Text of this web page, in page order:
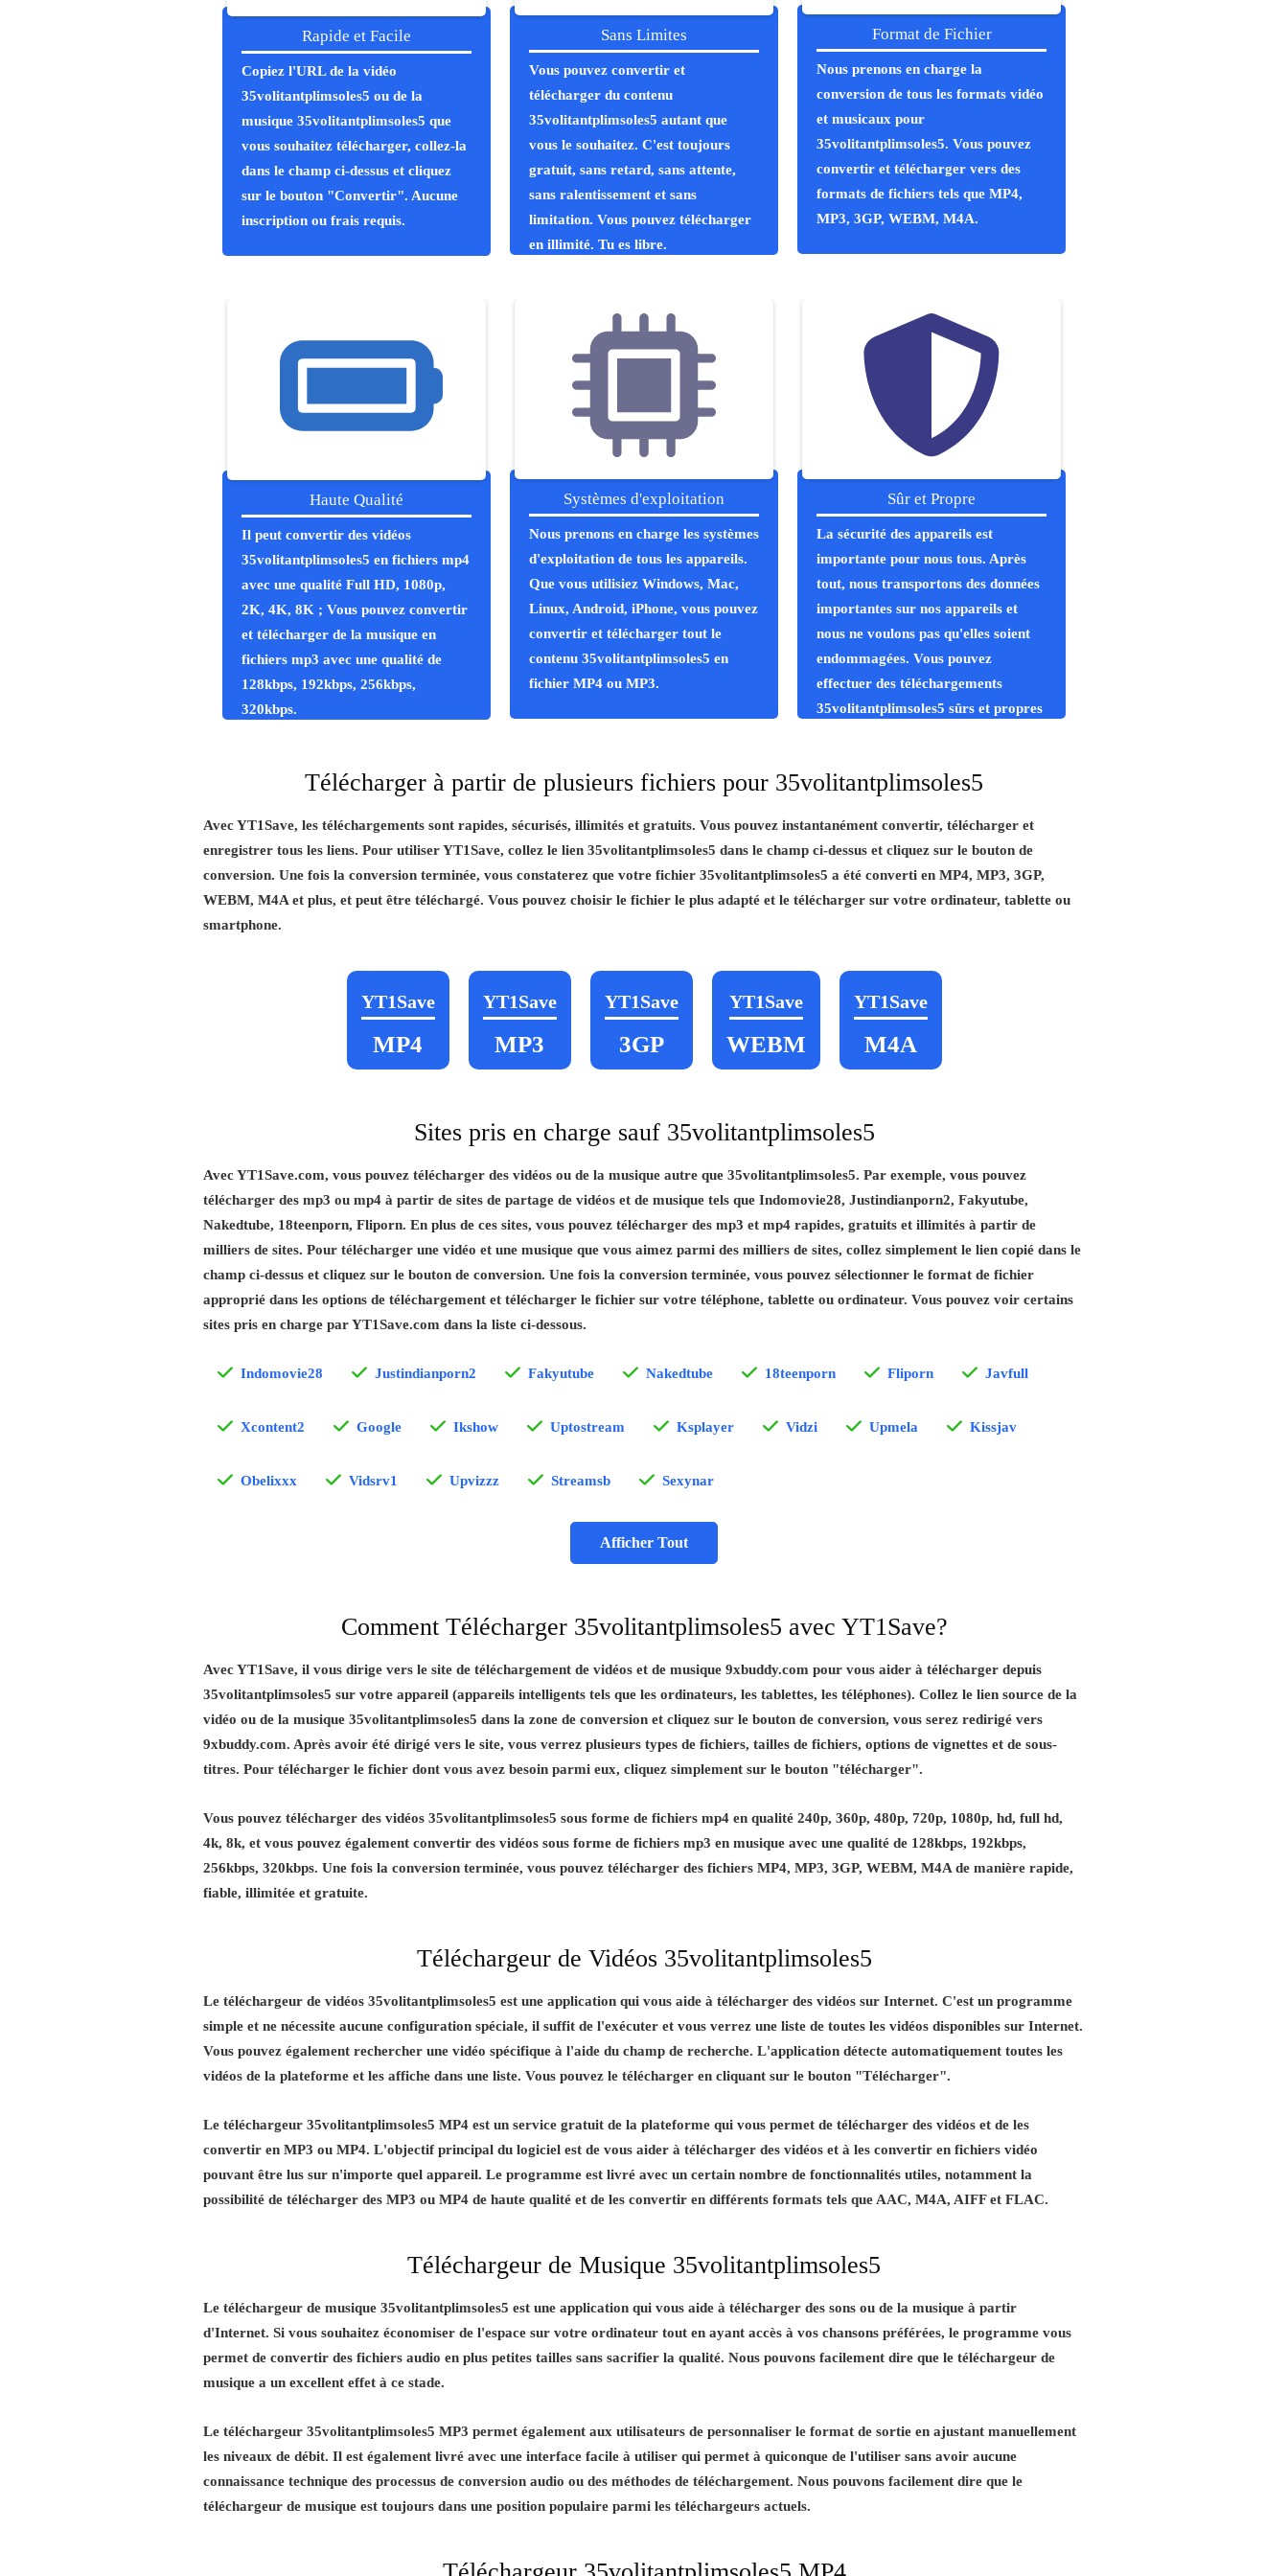
Rapide et Facile
Copiez l'URL de la vidéo
35volitantplimsoles5 ou de la
musique 35volitantplimsoles5 que
vous souhaitez télécharger, collez-la
dans le champ ci-dessus et cliquez
sur le bouton "Convertir". Aucune
inscription ou frais requis.
Sans Limites
Vous pouvez convertir et
télécharger du contenu
35volitantplimsoles5 autant que
vous le souhaitez. C'est toujours
gratuit, sans retard, sans attente,
sans ralentissement et sans
limitation. Vous pouvez télécharger
en illimité. Tu es libre.
Format de Fichier
Nous prenons en charge la
conversion de tous les formats vidéo
et musicaux pour
35volitantplimsoles5. Vous pouvez
convertir et télécharger vers des
formats de fichiers tels que MP4,
MP3, 3GP, WEBM, M4A.
Haute Qualité
Il peut convertir des vidéos
35volitantplimsoles5 en fichiers mp4
avec une qualité Full HD, 1080p,
2K, 4K, 8K ; Vous pouvez convertir
et télécharger de la musique en
fichiers mp3 avec une qualité de
128kbps, 192kbps, 256kbps,
320kbps.
Systèmes d'exploitation
Nous prenons en charge les systèmes
d'exploitation de tous les appareils.
Que vous utilisiez Windows, Mac,
Linux, Android, iPhone, vous pouvez
convertir et télécharger tout le
contenu 35volitantplimsoles5 en
fichier MP4 ou MP3.
Sûr et Propre
La sécurité des appareils est
importante pour nous tous. Après
tout, nous transportons des données
importantes sur nos appareils et
nous ne voulons pas qu'elles soient
endommagées. Vous pouvez
effectuer des téléchargements
35volitantplimsoles5 sûrs et propres
Télécharger à partir de plusieurs fichiers pour 35volitantplimsoles5
Avec YT1Save, les téléchargements sont rapides, sécurisés, illimités et gratuits. Vous pouvez instantanément convertir, télécharger et
enregistrer tous les liens. Pour utiliser YT1Save, collez le lien 35volitantplimsoles5 dans le champ ci-dessus et cliquez sur le bouton de
conversion. Une fois la conversion terminée, vous constaterez que votre fichier 35volitantplimsoles5 a été converti en MP4, MP3, 3GP,
WEBM, M4A et plus, et peut être téléchargé. Vous pouvez choisir le fichier le plus adapté et le télécharger sur votre ordinateur, tablette ou
smartphone.
YT1Save
MP4
YT1Save
MP3
YT1Save
3GP
YT1Save
WEBM
YT1Save
M4A
Sites pris en charge sauf 35volitantplimsoles5
Avec YT1Save.com, vous pouvez télécharger des vidéos ou de la musique autre que 35volitantplimsoles5. Par exemple, vous pouvez
télécharger des mp3 ou mp4 à partir de sites de partage de vidéos et de musique tels que Indomovie28, Justindianporn2, Fakyutube,
Nakedtube, 18teenporn, Fliporn. En plus de ces sites, vous pouvez télécharger des mp3 et mp4 rapides, gratuits et illimités à partir de
milliers de sites. Pour télécharger une vidéo et une musique que vous aimez parmi des milliers de sites, collez simplement le lien copié dans le
champ ci-dessus et cliquez sur le bouton de conversion. Une fois la conversion terminée, vous pouvez sélectionner le format de fichier
approprié dans les options de téléchargement et télécharger le fichier sur votre téléphone, tablette ou ordinateur. Vous pouvez voir certains
sites pris en charge par YT1Save.com dans la liste ci-dessous.
Indomovie28 Justindianporn2 Fakyutube Nakedtube 18teenporn Fliporn Javfull
Xcontent2 Google Ikshow Uptostream Ksplayer Vidzi Upmela Kissjav
Obelixxx Vidsrv1 Upvizzz Streamsb Sexynar
Afficher Tout
Comment Télécharger 35volitantplimsoles5 avec YT1Save?
Avec YT1Save, il vous dirige vers le site de téléchargement de vidéos et de musique 9xbuddy.com pour vous aider à télécharger depuis
35volitantplimsoles5 sur votre appareil (appareils intelligents tels que les ordinateurs, les tablettes, les téléphones). Collez le lien source de la
vidéo ou de la musique 35volitantplimsoles5 dans la zone de conversion et cliquez sur le bouton de conversion, vous serez redirigé vers
9xbuddy.com. Après avoir été dirigé vers le site, vous verrez plusieurs types de fichiers, tailles de fichiers, options de vignettes et de sous-
titres. Pour télécharger le fichier dont vous avez besoin parmi eux, cliquez simplement sur le bouton "télécharger".
Vous pouvez télécharger des vidéos 35volitantplimsoles5 sous forme de fichiers mp4 en qualité 240p, 360p, 480p, 720p, 1080p, hd, full hd,
4k, 8k, et vous pouvez également convertir des vidéos sous forme de fichiers mp3 en musique avec une qualité de 128kbps, 192kbps,
256kbps, 320kbps. Une fois la conversion terminée, vous pouvez télécharger des fichiers MP4, MP3, 3GP, WEBM, M4A de manière rapide,
fiable, illimitée et gratuite.
Téléchargeur de Vidéos 35volitantplimsoles5
Le téléchargeur de vidéos 35volitantplimsoles5 est une application qui vous aide à télécharger des vidéos sur Internet. C'est un programme
simple et ne nécessite aucune configuration spéciale, il suffit de l'exécuter et vous verrez une liste de toutes les vidéos disponibles sur Internet.
Vous pouvez également rechercher une vidéo spécifique à l'aide du champ de recherche. L'application détecte automatiquement toutes les
vidéos de la plateforme et les affiche dans une liste. Vous pouvez le télécharger en cliquant sur le bouton "Télécharger".
Le téléchargeur 35volitantplimsoles5 MP4 est un service gratuit de la plateforme qui vous permet de télécharger des vidéos et de les
convertir en MP3 ou MP4. L'objectif principal du logiciel est de vous aider à télécharger des vidéos et à les convertir en fichiers vidéo
pouvant être lus sur n'importe quel appareil. Le programme est livré avec un certain nombre de fonctionnalités utiles, notamment la
possibilité de télécharger des MP3 ou MP4 de haute qualité et de les convertir en différents formats tels que AAC, M4A, AIFF et FLAC.
Téléchargeur de Musique 35volitantplimsoles5
Le téléchargeur de musique 35volitantplimsoles5 est une application qui vous aide à télécharger des sons ou de la musique à partir
d'Internet. Si vous souhaitez économiser de l'espace sur votre ordinateur tout en ayant accès à vos chansons préférées, le programme vous
permet de convertir des fichiers audio en plus petites tailles sans sacrifier la qualité. Nous pouvons facilement dire que le téléchargeur de
musique a un excellent effet à ce stade.
Le téléchargeur 35volitantplimsoles5 MP3 permet également aux utilisateurs de personnaliser le format de sortie en ajustant manuellement
les niveaux de débit. Il est également livré avec une interface facile à utiliser qui permet à quiconque de l'utiliser sans avoir aucune
connaissance technique des processus de conversion audio ou des méthodes de téléchargement. Nous pouvons facilement dire que le
téléchargeur de musique est toujours dans une position populaire parmi les téléchargeurs actuels.